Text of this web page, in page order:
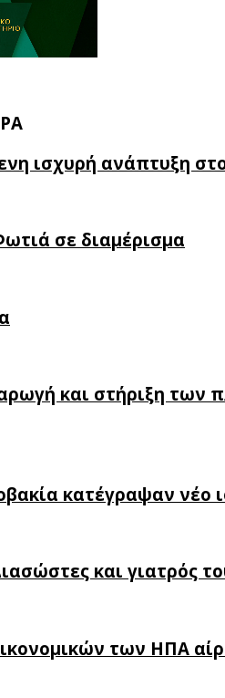
ισχυρή ανάπτυξη
σε διαμέρισμα
και στήριξη
κατέγραψαν νέο
και γιατρός
των ΗΠΑ